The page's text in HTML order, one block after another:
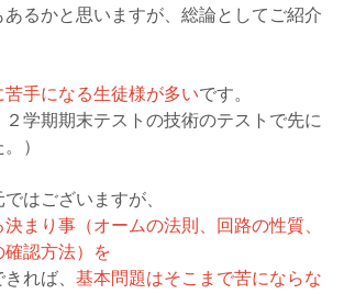
あるかと思いますが、総論としてご紹介
苦手になる生徒様が多いです。
２学期期末テストの技術のテストで先に
）
はございますが、
まり事（オームの法則、回路の性質、
認方法）を
きれば、 基本問題はそこまで苦にならな